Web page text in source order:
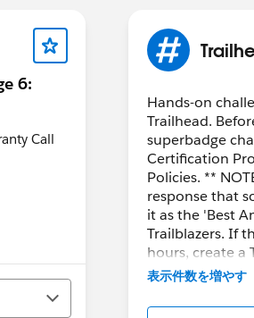
6:
Call
Hands-on
Trailhead.
superbadge
Certification
Policies. **
response that
it as the 'Best
Trailblazers. If
hours, create a
https://
表示件数を増やす